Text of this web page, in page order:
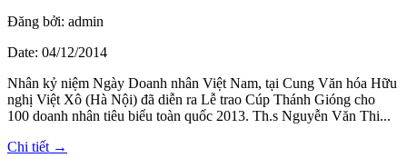
Đăng bởi: admin
Date: 04/12/2014
Nhân kỷ niệm Ngày Doanh nhân Việt Nam, tại Cung Văn hóa Hữu
nghị Việt Xô (Hà Nội) đã diễn ra Lễ trao Cúp Thánh Gióng cho
100 doanh nhân tiêu biểu toàn quốc 2013. Th.s Nguyễn Văn Thi...
Chi tiết →